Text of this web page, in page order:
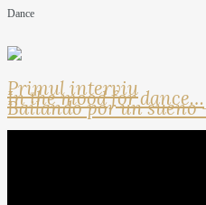
Dance
Primul interviu
In the mood for dance…
Bailando por un sueno